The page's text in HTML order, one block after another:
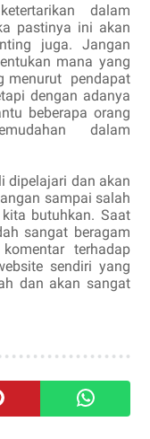
dalam
pastinya ini akan
juga. Jangan
mana yang
menurut pendapat
dengan adanya
beberapa orang
dalam
dipelajari dan akan
sampai salah
butuhkan. Saat
sangat beragam
terhadap
sendiri yang
dan akan sangat